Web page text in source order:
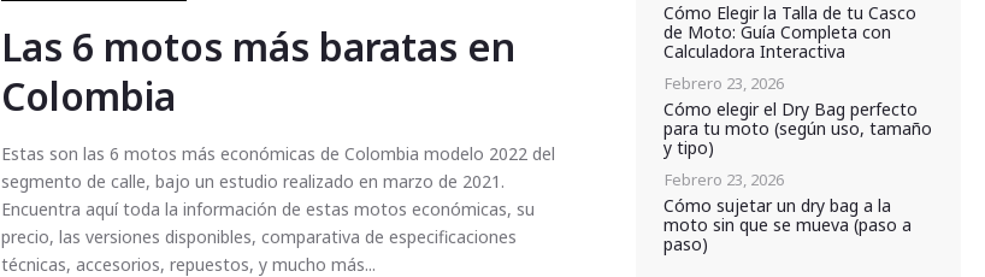
Las 6 motos más baratas en
Colombia
Estas son las 6 motos más económicas de Colombia modelo 2022 del
segmento de calle, bajo un estudio realizado en marzo de 2021.
Encuentra aquí toda la información de estas motos económicas, su
precio, las versiones disponibles, comparativa de especificaciones
técnicas, accesorios, repuestos, y mucho más...
Cómo Elegir la Talla de tu Casco
de Moto: Guía Completa con
Calculadora Interactiva
Febrero 23, 2026
Cómo elegir el Dry Bag perfecto
para tu moto (según uso, tamaño
y tipo)
Febrero 23, 2026
Cómo sujetar un dry bag a la
moto sin que se mueva (paso a
paso)